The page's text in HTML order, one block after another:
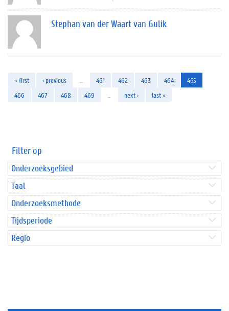
Stephan van der Waart van Gulik
« first ‹ previous 461 462 463 464
465
466
467 468 469 next › last »
Filter op
Onderzoeksgebied
Taal
Onderzoeksmethode
Tijdsperiode
Regio